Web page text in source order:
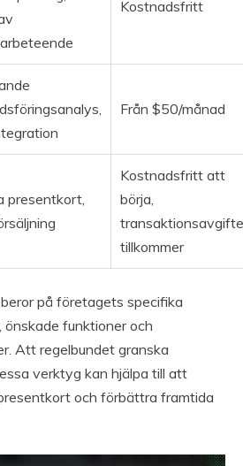
Kostnadsfritt
Från $50/månad
presentkort,
Kostnadsfritt att
börja,
tillkommer
på företagets specifika
önskade funktioner och
Att regelbundet granska
verktyg kan hjälpa till att
och förbättra framtida